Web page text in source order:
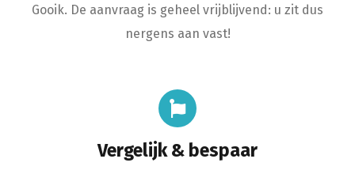
Gooik. De aanvraag is geheel vrijblijvend: u zit dus
nergens aan vast!
Vergelijk & bespaar